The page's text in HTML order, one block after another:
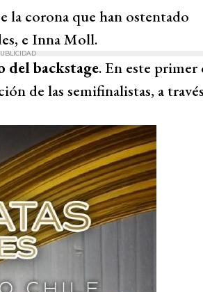
la corona que han ostentado
e Inna Moll.
del backstage. En este
de las semifinalistas, a